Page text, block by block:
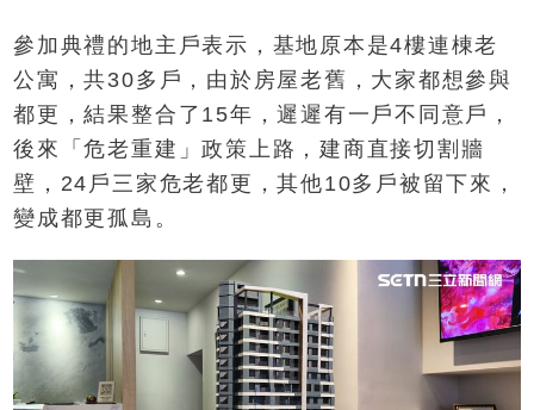
參加典禮的地主戶表示，基地原本是4樓連棟老
公寓，共30多戶，由於房屋老舊，大家都想參與
都更，結果整合了15年，遲遲有一戶不同意戶，
後來「危老重建」政策上路，建商直接切割牆
壁，24戶三家危老都更，其他10多戶被留下來，
變成都更孤島。